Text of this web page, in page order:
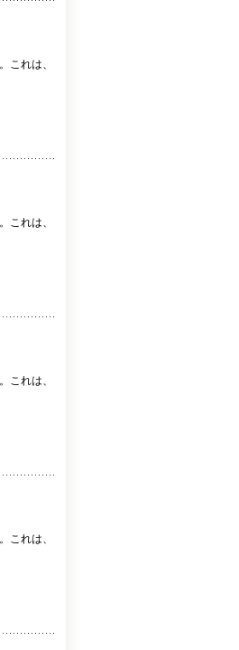
これは、
これは、
これは、
これは、